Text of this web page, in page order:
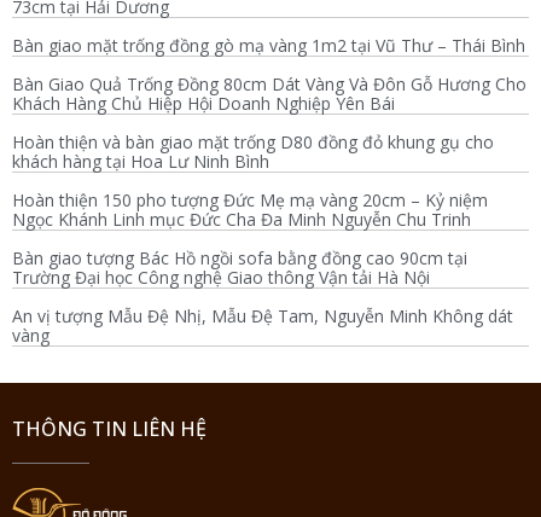
73cm tại Hải Dương
Bàn giao mặt trống đồng gò mạ vàng 1m2 tại Vũ Thư – Thái Bình
Bàn Giao Quả Trống Đồng 80cm Dát Vàng Và Đôn Gỗ Hương Cho
Khách Hàng Chủ Hiệp Hội Doanh Nghiệp Yên Bái
Hoàn thiện và bàn giao mặt trống D80 đồng đỏ khung gụ cho
khách hàng tại Hoa Lư Ninh Bình
Hoàn thiện 150 pho tượng Đức Mẹ mạ vàng 20cm – Kỷ niệm
Ngọc Khánh Linh mục Đức Cha Đa Minh Nguyễn Chu Trinh
Bàn giao tượng Bác Hồ ngồi sofa bằng đồng cao 90cm tại
Trường Đại học Công nghệ Giao thông Vận tải Hà Nội
An vị tượng Mẫu Đệ Nhị, Mẫu Đệ Tam, Nguyễn Minh Không dát
vàng
THÔNG TIN LIÊN HỆ